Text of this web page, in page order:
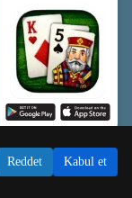
Reddet Kabul et